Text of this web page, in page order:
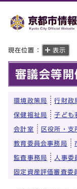
現在位置： 表示
審議会等開
環境政策局 行財政
保健福祉局 子ども
会計室 区役所・支
教育委員会事務局
監査事務局 人事委
固定資産評価審査委